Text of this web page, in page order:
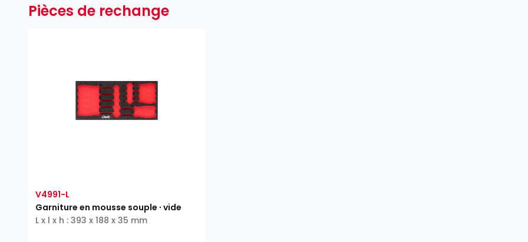
Pièces de rechange
V4991-L
Garniture en mousse souple ∙ vide
L x l x h : 393 x 188 x 35 mm